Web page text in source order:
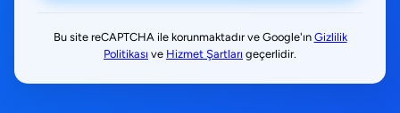
Bu site reCAPTCHA ile korunmaktadır ve Google'ın Gizlilik
Politikası ve Hizmet Şartları geçerlidir.